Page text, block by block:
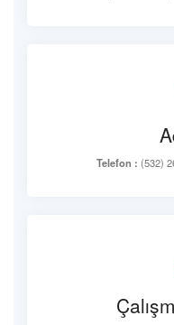
Telefon : (532)